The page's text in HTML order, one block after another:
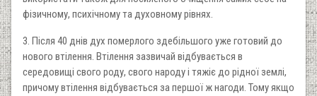
фізичному, психічному та духовному рівнях.
3. Після 40 днів дух померлого здебільшого уже готовий до
нового втілення. Втілення зазвичай відбувається в
середовищі свого роду, свого народу і тяжіє до рідної землі,
причому втілення відбувається за першої ж нагоди. Тому якщо